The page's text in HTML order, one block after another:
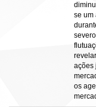
se um
ações
os